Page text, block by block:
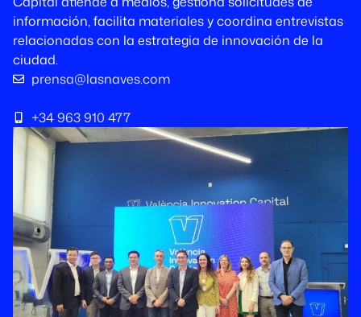
información, facilita materiales y coordina entrevistas
relacionadas con la estrategia de innovación de la
ciudad.
prensa@lasnaves.com
+34 963 910 477